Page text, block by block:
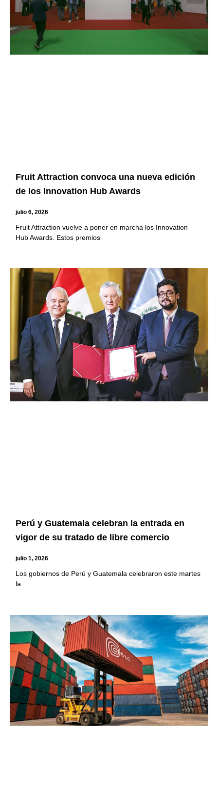
Fruit Attraction convoca una nueva edición
de los Innovation Hub Awards
julio 6, 2026
Fruit Attraction vuelve a poner en marcha los Innovation
Hub Awards. Estos premios
Perú y Guatemala celebran la entrada en
vigor de su tratado de libre comercio
julio 1, 2026
Los gobiernos de Perú y Guatemala celebraron este martes
la